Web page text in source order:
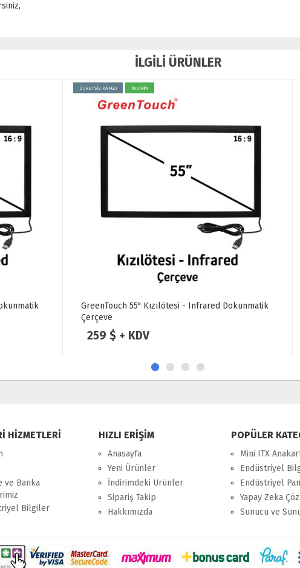
İLGİLİ ÜRÜNLER
ÜCRETSİZ KARGO
GreenTouch 21.5" Kızılötesi - Infrared
Dokunmatik Çerçeve
99 $ + KDV
HİZMETLERİ
ve Banka
Bilgiler
HIZLI ERİŞİM
Anasayfa
Yeni Ürünler
İndirimdeki Ürünler
Sipariş Takip
Hakkımızda
POPÜLER
Mini ITX
Endüstriyel
Endüstriyel
Yapay Zeka
Sunucu ve